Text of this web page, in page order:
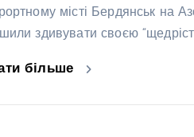
місті Бердянськ на
здивувати своєю
більше